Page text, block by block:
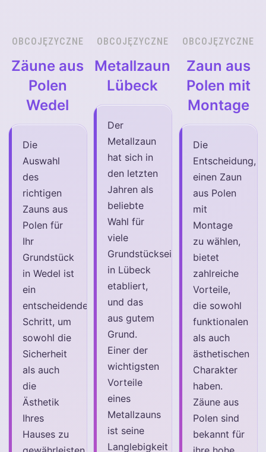
OBCOJĘZYCZNE
Zäune aus
Polen
Wedel
Die
Auswahl
des
richtigen
Zauns aus
Polen für
Ihr
Grundstück
in Wedel ist
ein
entscheidender
Schritt, um
sowohl die
Sicherheit
als auch
die
Ästhetik
Ihres
Hauses zu
OBCOJĘZYCZNE
Metallzaun
Lübeck
Der
Metallzaun
hat sich in
den letzten
Jahren als
beliebte
Wahl für
viele
Grundstückseigentümer
in Lübeck
etabliert,
und das
aus gutem
Grund.
Einer der
wichtigsten
Vorteile
eines
Metallzauns
ist seine
Langlebigkeit
OBCOJĘZYCZNE
Zaun aus
Polen mit
Montage
Die
Entscheidung,
einen Zaun
aus Polen
mit
Montage
zu wählen,
bietet
zahlreiche
Vorteile,
die sowohl
funktionalen
als auch
ästhetischen
Charakter
haben.
Zäune aus
Polen sind
bekannt für